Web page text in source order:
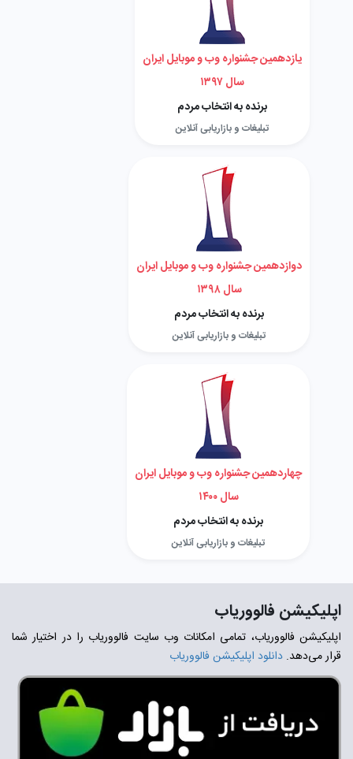
یازدهمین جشنواره وب و موبایل ایران
سال ۱۳۹۷
برنده به انتخاب مردم
تبلیغات و بازاریابی آنلاین
دوازدهمین جشنواره وب و موبایل ایران
سال ۱۳۹۸
برنده به انتخاب مردم
تبلیغات و بازاریابی آنلاین
چهاردهمین جشنواره وب و موبایل ایران
سال ۱۴۰۰
برنده به انتخاب مردم
تبلیغات و بازاریابی آنلاین
اپلیکیشن فالووریاب
اپلیکیشن فالووریاب، تمامی امکانات وب سایت فالووریاب را در اختیار شما
قرار می‌دهد. دانلود اپلیکیشن فالووریاب